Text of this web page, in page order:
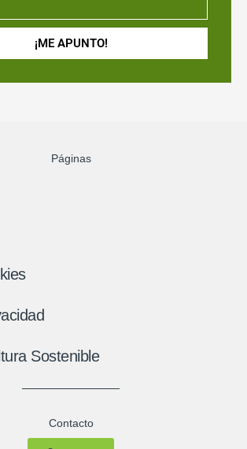
¡ME APUNTO!
Páginas
Sostenible
Contacto